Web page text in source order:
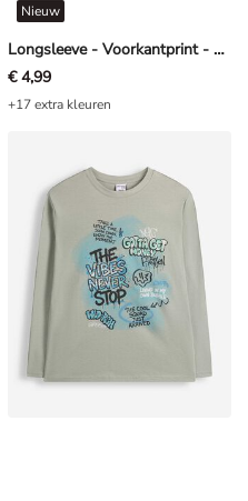
Longsleeve - Voorkantprint - Zwart
Nieuw
€ 4,99
+17 extra kleuren